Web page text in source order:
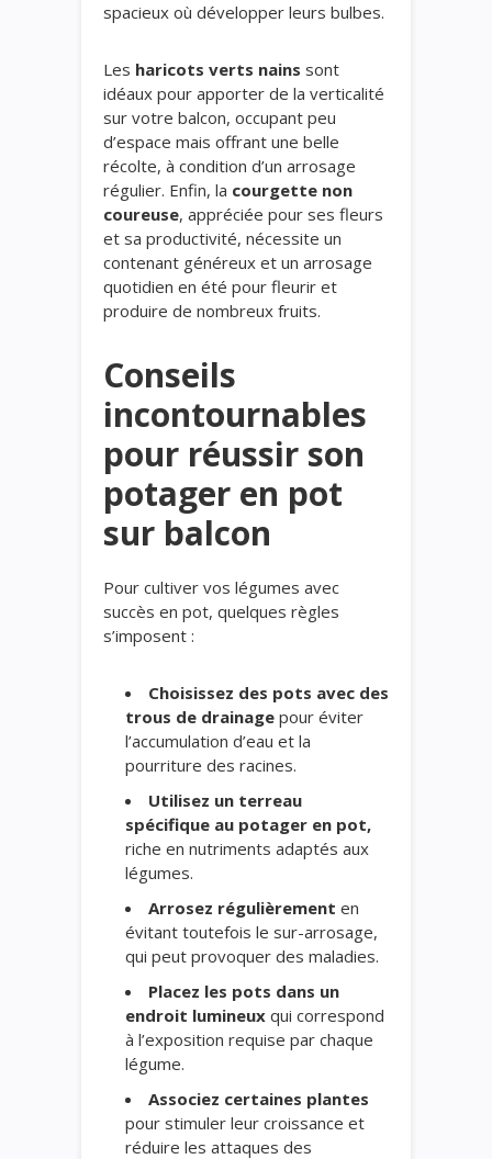
spacieux où développer leurs bulbes.
Les haricots verts nains sont
idéaux pour apporter de la verticalité
sur votre balcon, occupant peu
d’espace mais offrant une belle
récolte, à condition d’un arrosage
régulier. Enfin, la courgette non
coureuse, appréciée pour ses fleurs
et sa productivité, nécessite un
contenant généreux et un arrosage
quotidien en été pour fleurir et
produire de nombreux fruits.
Conseils
incontournables
pour réussir son
potager en pot
sur balcon
Pour cultiver vos légumes avec
succès en pot, quelques règles
s’imposent :
Choisissez des pots avec des
trous de drainage pour éviter
l’accumulation d’eau et la
pourriture des racines.
Utilisez un terreau
spécifique au potager en pot,
riche en nutriments adaptés aux
légumes.
Arrosez régulièrement en
évitant toutefois le sur-arrosage,
qui peut provoquer des maladies.
Placez les pots dans un
endroit lumineux qui correspond
à l’exposition requise par chaque
légume.
Associez certaines plantes
pour stimuler leur croissance et
réduire les attaques des